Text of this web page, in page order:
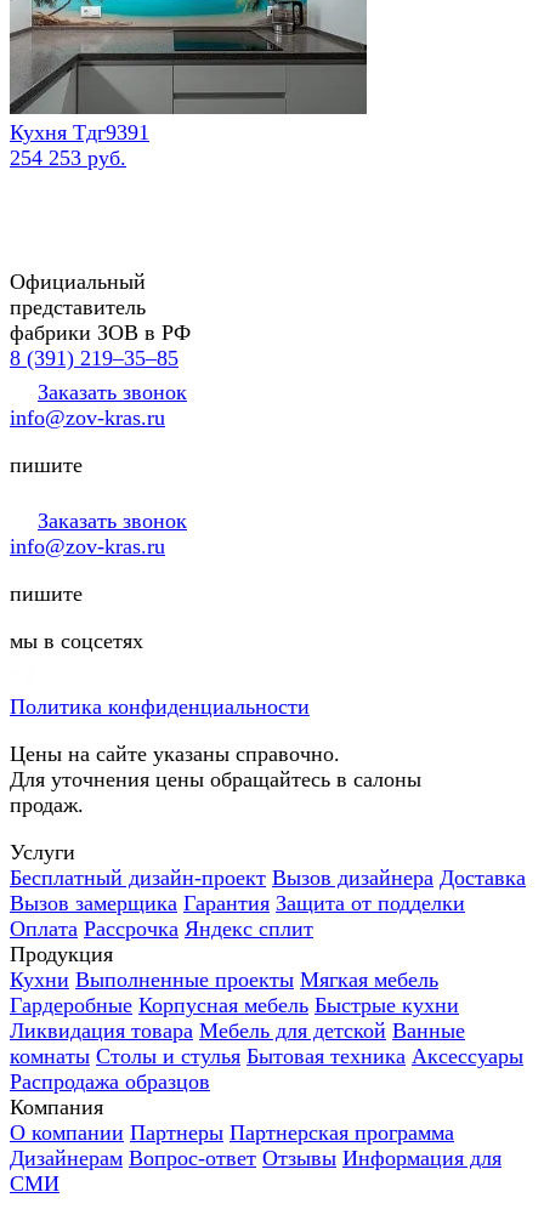
Кухня Тдг9391
254 253 руб.
Официальный
представитель
фабрики ЗОВ в РФ
8 (391) 219‒35‒85
Заказать звонок
info@zov-kras.ru
пишите
Заказать звонок
info@zov-kras.ru
пишите
мы в соцсетях
Политика конфиденциальности
Цены на сайте указаны справочно.
Для уточнения цены обращайтесь в салоны
продаж.
Услуги
Бесплатный дизайн-проект Вызов дизайнера Доставка
Вызов замерщика Гарантия Защита от подделки
Оплата Рассрочка Яндекс сплит
Продукция
Кухни Выполненные проекты Мягкая мебель
Гардеробные Корпусная мебель Быстрые кухни
Ликвидация товара Мебель для детской Ванные
комнаты Столы и стулья Бытовая техника Аксессуары
Распродажа образцов
Компания
О компании Партнеры Партнерская программа
Дизайнерам Вопрос-ответ Отзывы Информация для
СМИ